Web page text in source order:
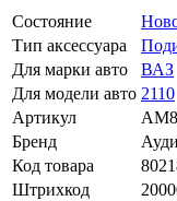
Состояние
Тип аксессуара
Для марки авто
ВАЗ
Для модели авто 2110
Артикул
Бренд
Код товара
Штрихкод